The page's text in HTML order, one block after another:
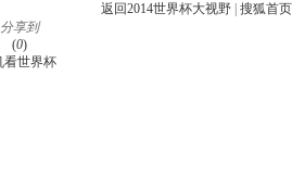
返回2014世界杯大视野 搜狐首页
分享到
(0)
看世界杯